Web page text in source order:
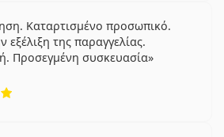
Καταρτισμένο προσωπικό.
εξέλιξη της παραγγελίας.
Προσεγμένη συσκευασία